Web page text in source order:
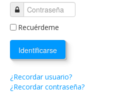
Recuérdeme
Identificarse
¿Recordar usuario?
¿Recordar contraseña?